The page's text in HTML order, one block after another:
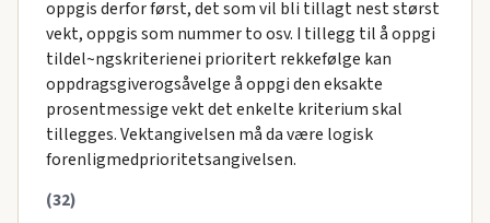
oppgis derfor først, det som vil bli tillagt nest størst
vekt, oppgis som nummer to osv. I tillegg til å oppgi
tildel~ngskriterienei prioritert rekkefølge kan
oppdragsgiverogsåvelge å oppgi den eksakte
prosentmessige vekt det enkelte kriterium skal
tillegges. Vektangivelsen må da være logisk
forenligmedprioritetsangivelsen.
(32)